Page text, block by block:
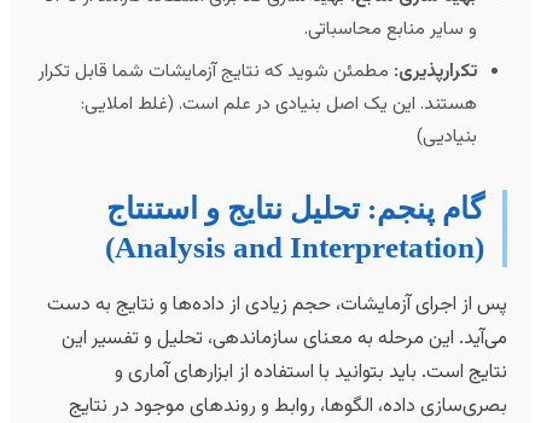
و سایر منابع محاسباتی.
تکرارپذیری:مطمئن شوید که نتایج آزمایشات شما قابل تکرار
هستند. این یک اصل بنیادی در علم است. (غلط املایی:
بنیادیی)
گام پنجم: تحلیل نتایج و استنتاج
از اجرای آزمایشات، حجم زیادی از داده‌ها و نتایج به دست
این مرحله به معنای سازماندهی، تحلیل و تفسیر این
است. باید بتوانید با استفاده از ابزارهای آماری و
داده، الگوها، روابط و روندهای موجود در نتایج